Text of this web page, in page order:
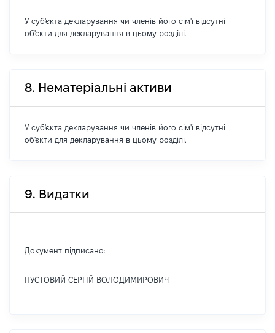
У суб'єкта декларування чи членів його сім'ї відсутні
об'єкти для декларування в цьому розділі.
8. Нематеріальні активи
У суб'єкта декларування чи членів його сім'ї відсутні
об'єкти для декларування в цьому розділі.
9. Видатки
Документ підписано:
ПУСТОВИЙ СЕРГІЙ ВОЛОДИМИРОВИЧ